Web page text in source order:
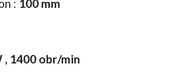
: 100 mm
, 1400 obr/min